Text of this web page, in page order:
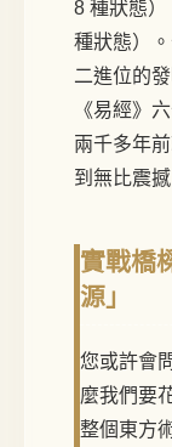
8 種狀態）
種狀態）
二進位的
《易經》
兩千多年
到無比震撼
實戰橋
源」
您或許會
麼我們要
整個東方